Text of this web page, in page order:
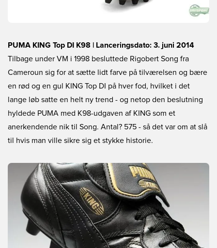
PUMA KING Top DI K98 | Lanceringsdato: 3. juni 2014
Tilbage under VM i 1998 besluttede Rigobert Song fra
Cameroun sig for at sætte lidt farve på tilværelsen og bære
en rød og en gul KING Top DI på hver fod, hvilket i det
lange løb satte en helt ny trend - og netop den beslutning
hyldede PUMA med K98-udgaven af KING som et
anerkendende nik til Song. Antal? 575 - så det var om at slå
til hvis man ville sikre sig et stykke historie.